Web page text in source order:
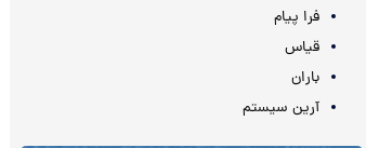
فرا پیام
قیاس
باران
آرین سیستم